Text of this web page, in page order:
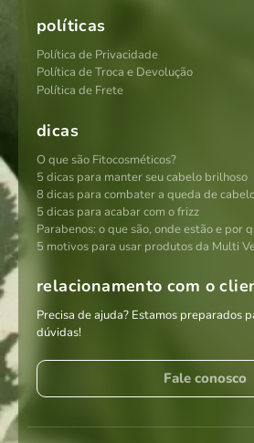
políticas
Política de Privacidade
Política de Troca e Devolução
Política de Frete
dicas
O que são Fitocosméticos?
5 dicas para manter seu cabelo brilhoso
8 dicas para combater a queda de
5 dicas para acabar com o frizz
Parabenos: o que são, onde estão e por
5 motivos para usar produtos da Multi
relacionamento com o
Precisa de ajuda? Estamos preparados
dúvidas!
Fale conosco